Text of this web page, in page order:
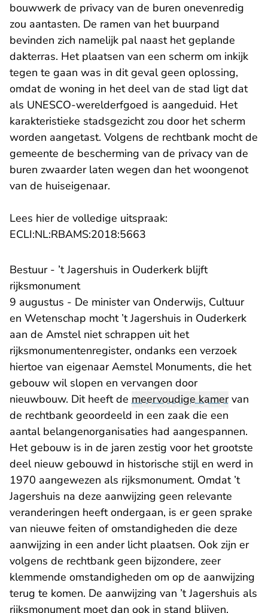
bouwwerk de privacy van de buren onevenredig
zou aantasten. De ramen van het buurpand
bevinden zich namelijk pal naast het geplande
dakterras. Het plaatsen van een scherm om inkijk
tegen te gaan was in dit geval geen oplossing,
omdat de woning in het deel van de stad ligt dat
als UNESCO-werelderfgoed is aangeduid. Het
karakteristieke stadsgezicht zou door het scherm
worden aangetast. Volgens de rechtbank mocht de
gemeente de bescherming van de privacy van de
buren zwaarder laten wegen dan het woongenot
van de huiseigenaar.
Lees hier de volledige uitspraak:
ECLI:NL:RBAMS:2018:5663
Bestuur - ’t Jagershuis in Ouderkerk blijft
rijksmonument
9 augustus - De minister van Onderwijs, Cultuur
en Wetenschap mocht ’t Jagershuis in Ouderkerk
aan de Amstel niet schrappen uit het
rijksmonumentenregister, ondanks een verzoek
hiertoe van eigenaar Aemstel Monuments, die het
gebouw wil slopen en vervangen door
nieuwbouw. Dit heeft de meervoudige kamervan
de rechtbank geoordeeld in een zaak die een
aantal belangenorganisaties had aangespannen.
Het gebouw is in de jaren zestig voor het grootste
deel nieuw gebouwd in historische stijl en werd in
1970 aangewezen als rijksmonument. Omdat ’t
Jagershuis na deze aanwijzing geen relevante
veranderingen heeft ondergaan, is er geen sprake
van nieuwe feiten of omstandigheden die deze
aanwijzing in een ander licht plaatsen. Ook zijn er
volgens de rechtbank geen bijzondere, zeer
klemmende omstandigheden om op de aanwijzing
terug te komen. De aanwijzing van ’t Jagershuis als
rijksmonument moet dan ook in stand blijven.